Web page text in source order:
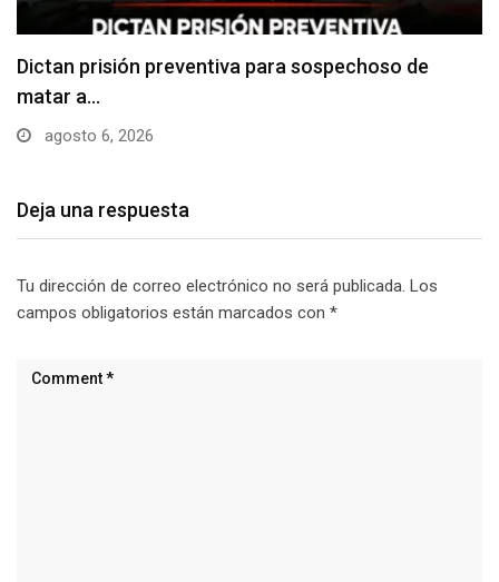
Usuarios madrugan y hacen largas filas para
obtener…
agosto 6, 2026
Deja una respuesta
Tu dirección de correo electrónico no será publicada. Los
campos obligatorios están marcados con *